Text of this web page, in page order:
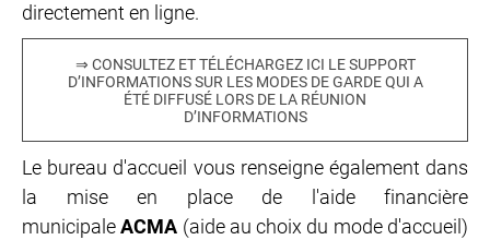
directement en ligne.
⇒ CONSULTEZ ET TÉLÉCHARGEZ ICI LE SUPPORT
D’INFORMATIONS SUR LES MODES DE GARDE QUI A
ÉTÉ DIFFUSÉ LORS DE LA RÉUNION
D’INFORMATIONS
Le bureau d'accueil vous renseigne également dans
la mise en place de l'aide financière
municipaleACMA (aide au choix du mode d'accueil)